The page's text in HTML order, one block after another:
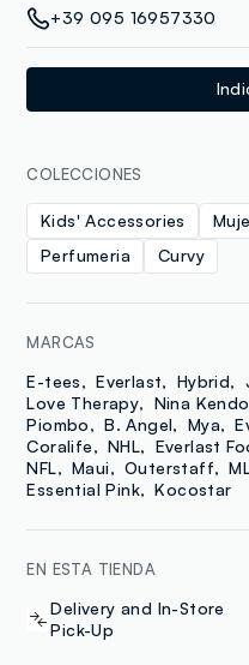
+39 095 16957330
COLECCIONES
Kids' Accessories
Perfumeria
Curvy
MARCAS
E-tees Everlast Hybrid
Love Therapy
Nina
Piombo
B. Angel Mya
Coralife
NHL Everlast
NFL
Maui Outerstaff
Essential Pink
Kocostar
EN ESTA TIENDA
Delivery and In-Store
Pick-Up